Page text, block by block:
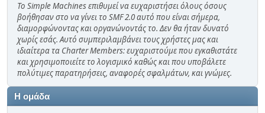
Το Simple Machines επιθυμεί να ευχαριστήσει όλους όσους
βοήθησαν στο να γίνει το SMF 2.0 αυτό που είναι σήμερα,
διαμορφώνοντας και οργανώνοντάς το. Δεν θα ήταν δυνατό
χωρίς εσάς. Αυτό συμπεριλαμβάνει τους χρήστες μας και
ιδιαίτερα τα Charter Members: ευχαριστούμε που εγκαθιστάτε
και χρησιμοποιείτε το λογισμικό καθώς και που υποβάλετε
πολύτιμες παρατηρήσεις, αναφορές σφαλμάτων, και γνώμες.
Η ομάδα